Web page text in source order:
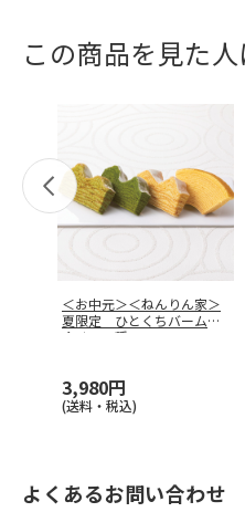
この商品を見た
＜お中元＞＜ねんりん家＞
夏限定 ひとくちバーム詰
合せ ４種
3,980円
(送料・税込)
よくあるお問い合わせ